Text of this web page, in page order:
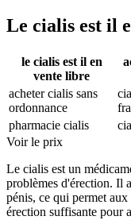
Le cialis est il
le cialis est il en
vente libre
acheter cialis sans
ordonnance
pharmacie cialis
Voir le prix
Le cialis est un
problèmes d'érection. Il
pénis, ce qui permet
érection suffisante pour